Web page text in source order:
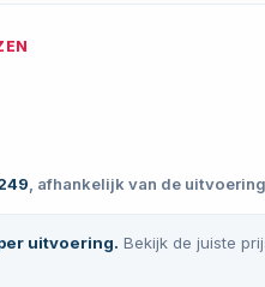
, afhankelijk van de uitvoering
uitvoering. Bekijk de juiste